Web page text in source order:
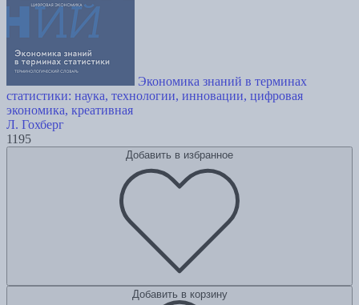
Экономика знаний в терминах
статистики: наука, технологии, инновации, цифровая
экономика, креативная
Л. Гохберг
1195
Добавить в избранное
Добавить в корзину